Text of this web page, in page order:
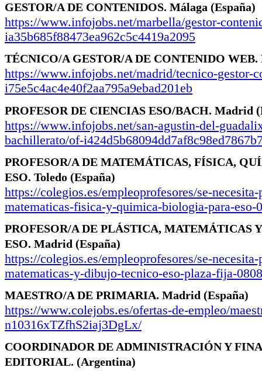
GESTOR/A DE CONTENIDOS. Málaga (España)
https://www.infojobs.net/marbella/gestor-
ia35b685f88473ea962c5c4419a2095
TÉCNICO/A GESTOR/A DE CONTENIDO WEB.
https://www.infojobs.net/madrid/tecnico-gestor-
i75e5c4ac4e40f2aa795a9ebad201eb
PROFESOR DE CIENCIAS ESO/BACH. Madrid
https://www.infojobs.net/san-agustin-del-
bachillerato/of-
PROFESOR/A DE MATEMÁTICAS, FÍSICA,
ESO. Toledo (España)
https://colegios.es/empleoprofesores/se-
matematicas-fisica-y-quimica-biologia-para-eso-
PROFESOR/A DE PLÁSTICA, MATEMÁTICAS
ESO. Madrid (España)
https://colegios.es/empleoprofesores/se-
matematicas-y-dibujo-tecnico-eso-plaza-fija-
MAESTRO/A DE PRIMARIA. Madrid (España)
https://www.colejobs.es/ofertas-de-empleo/
n10316xTZfhS2iaj3DgLx/
COORDINADOR DE ADMINISTRACIÓN Y
EDITORIAL. (Argentina)